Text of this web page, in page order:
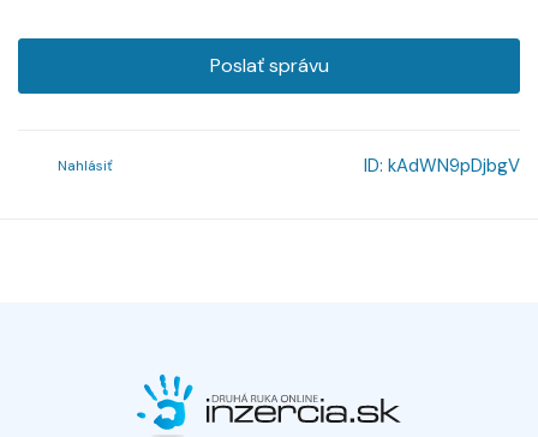
Poslať správu
Nahlásiť ID: kAdWN9pDjbgV